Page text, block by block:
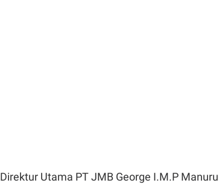
Direktur Utama PT JMB George I.M.P